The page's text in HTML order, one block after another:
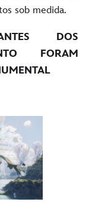
sob medida.
DOS
FORAM